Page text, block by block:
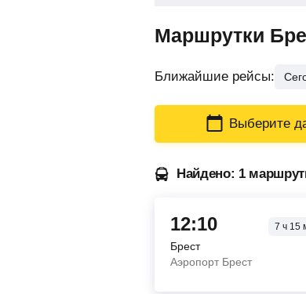
Маршрутки
Ближайшие рейсы:
Выберите
Найдено: 1
12:10 7 ч15
Брест
Аэропорт Брест